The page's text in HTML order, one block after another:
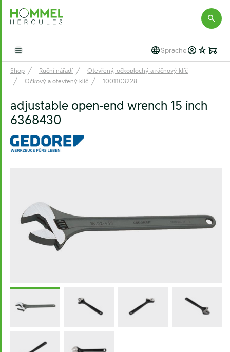
Hommel Hercules
Open main menu Sprache
Shop Ruční nářadí
Otevřený, očkoplochý a ráčnový klíč
Očkový a otevřený klíč
1001103228
adjustable open-end wrench 15 inch
6368430